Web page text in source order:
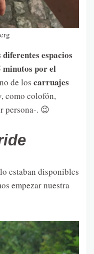
espacios
minutos por el
de los carruajes
como colofón,
persona-. 😉
estaban disponibles
empezar nuestra